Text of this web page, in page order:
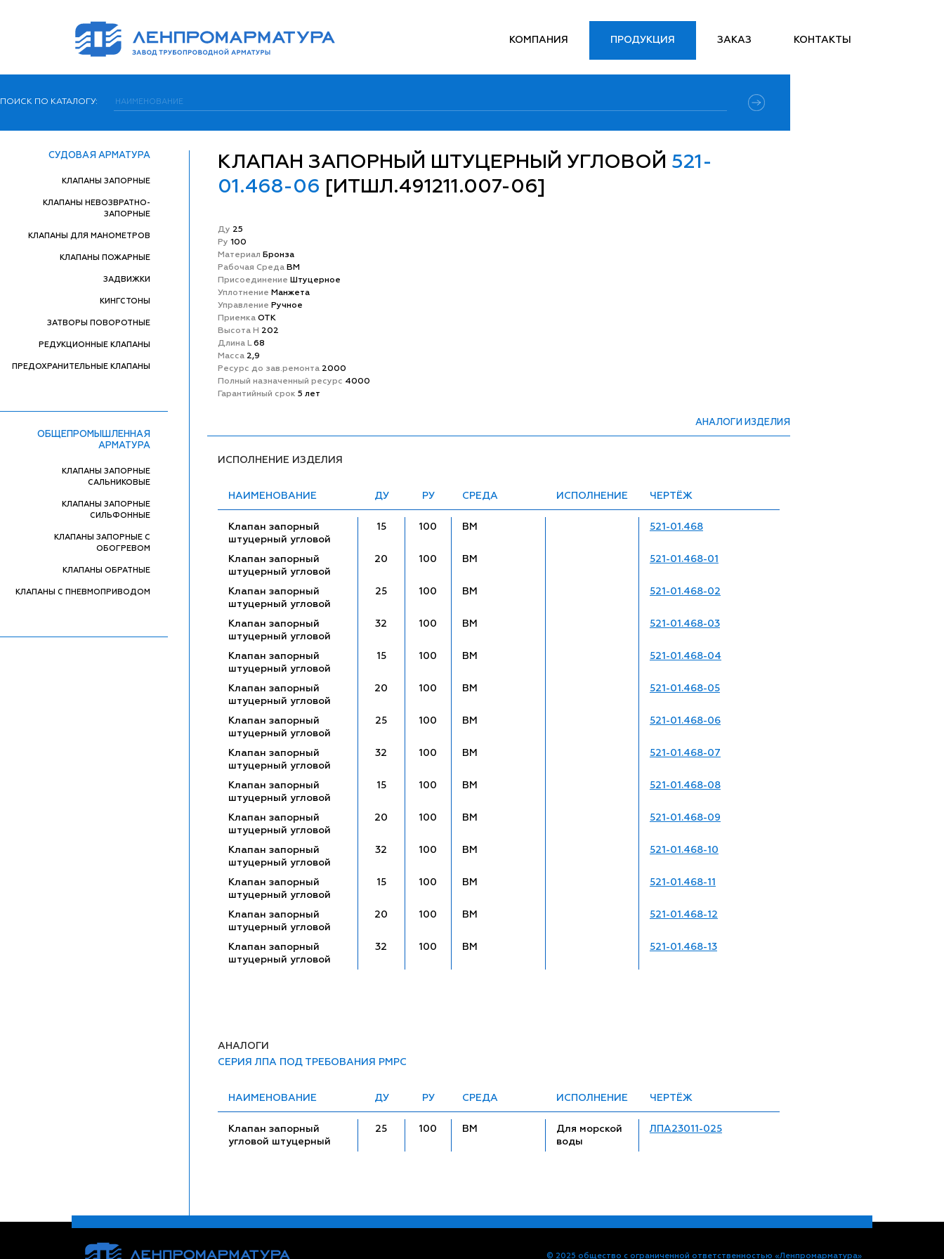
КОМПАНИЯ ПРОДУКЦИЯ ЗАКАЗ КОНТАКТЫ
ПОИСК ПО КАТАЛОГУ:
СУДОВАЯ АРМАТУРА
КЛАПАНЫ ЗАПОРНЫЕ
КЛАПАНЫ НЕВОЗВРАТНО-
ЗАПОРНЫЕ
КЛАПАНЫ ДЛЯ МАНОМЕТРОВ
КЛАПАНЫ ПОЖАРНЫЕ
ЗАДВИЖКИ
КИНГСТОНЫ
ЗАТВОРЫ ПОВОРОТНЫЕ
РЕДУКЦИОННЫЕ КЛАПАНЫ
ПРЕДОХРАНИТЕЛЬНЫЕ КЛАПАНЫ
ОБЩЕПРОМЫШЛЕННАЯ
АРМАТУРА
КЛАПАНЫ ЗАПОРНЫЕ
САЛЬНИКОВЫЕ
КЛАПАНЫ ЗАПОРНЫЕ
СИЛЬФОННЫЕ
КЛАПАНЫ ЗАПОРНЫЕ С
ОБОГРЕВОМ
КЛАПАНЫ ОБРАТНЫЕ
КЛАПАНЫ С ПНЕВМОПРИВОДОМ
КЛАПАН ЗАПОРНЫЙ ШТУЦЕРНЫЙ УГЛОВОЙ 521-
01.468-06 [ИТШЛ.491211.007-06]
Ду 25
Ру 100
Матeриал Бронза
Рабочая Среда ВМ
Присоединение Штуцерное
Уплотнение Манжета
Управление Ручное
Приемка ОТК
Высота H 202
Длина L68
Масса 2,9
Ресурс до зав.ремонта 2000
Полный назначенный ресурс 4000
Гарантийный срок 5 лет
АНАЛОГИ ИЗДЕЛИЯ
ИСПОЛНЕНИЕ ИЗДЕЛИЯ
НАИМЕНОВАНИЕ ДУ РУ СРЕДА ИСПОЛНЕНИЕ ЧЕРТЁЖ
Клапан запорный
штуцерный угловой
15 100 ВМ 521-01.468
Клапан запорный
штуцерный угловой
20 100 ВМ 521-01.468-01
Клапан запорный
штуцерный угловой
25 100 ВМ 521-01.468-02
Клапан запорный
штуцерный угловой
32 100 ВМ 521-01.468-03
Клапан запорный
штуцерный угловой
15 100 ВМ 521-01.468-04
Клапан запорный
штуцерный угловой
20 100 ВМ 521-01.468-05
Клапан запорный
штуцерный угловой
25 100 ВМ 521-01.468-06
Клапан запорный
штуцерный угловой
32 100 ВМ 521-01.468-07
Клапан запорный
штуцерный угловой
15 100 ВМ 521-01.468-08
Клапан запорный
штуцерный угловой
20 100 ВМ 521-01.468-09
Клапан запорный
штуцерный угловой
32 100 ВМ 521-01.468-10
Клапан запорный
штуцерный угловой
15 100 ВМ 521-01.468-11
Клапан запорный
штуцерный угловой
20 100 ВМ 521-01.468-12
Клапан запорный
штуцерный угловой
32 100 ВМ 521-01.468-13
АНАЛОГИ
СЕРИЯ ЛПА ПОД ТРЕБОВАНИЯ РМРС
НАИМЕНОВАНИЕ ДУ РУ СРЕДА ИСПОЛНЕНИЕ ЧЕРТЁЖ
Клапан запорный
угловой штуцерный
25 100 ВМ
Для морской
воды
ЛПА23011-025
© 2025 общество с ограниченной ответственностью «Ленпромарматура»